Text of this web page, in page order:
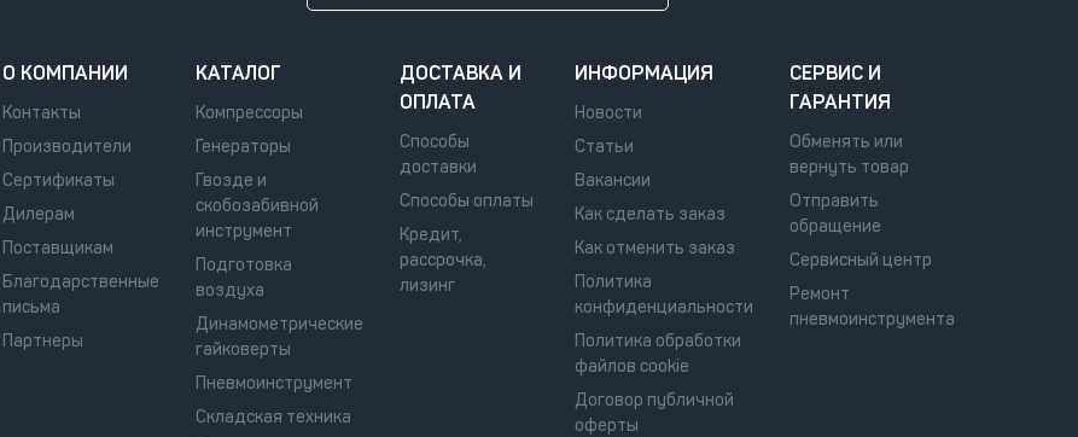
О КОМПАНИИ
Контакты
Производители
Сертификаты
Дилерам
Поставщикам
Благодарственные
письма
Партнеры
КАТАЛОГ
Компрессоры
Генераторы
Гвозде и
скобозабивной
инструмент
Подготовка
воздуха
Динамометрические
гайковерты
Пневмоинструмент
Складская техника
ДОСТАВКА И
ОПЛАТА
Способы
доставки
Способы оплаты
Кредит,
рассрочка,
лизинг
ИНФОРМАЦИЯ
Новости
Статьи
Вакансии
Как сделать заказ
Как отменить заказ
Политика
конфиденциальности
Политика обработки
файлов cookie
Договор публичной
оферты
СЕРВИС И
ГАРАНТИЯ
Обменять или
вернуть товар
Отправить
обращение
Сервисный центр
Ремонт
пневмоинструмента